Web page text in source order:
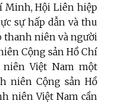
Minh, Hội Liên hiệp
sự hấp dẫn và thu
thanh niên và người
Cộng sản Hồ Chí
Việt Nam một
niên Cộng sản Hồ
niên Việt Nam cần